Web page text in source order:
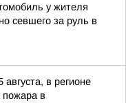
у жителя
севшего за руль в
в регионе
пожара в